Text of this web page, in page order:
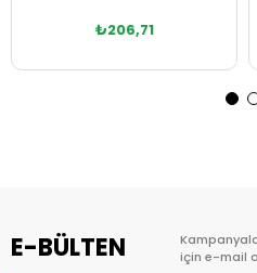
₺206,71
E-BÜLTEN
için e-mail